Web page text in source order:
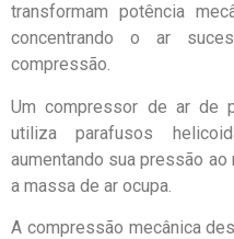
transformam potência
concentrando o ar
compressão.
Um compressor de ar de
utiliza parafusos
aumentando sua pressão
a massa de ar ocupa.
A compressão mecânica